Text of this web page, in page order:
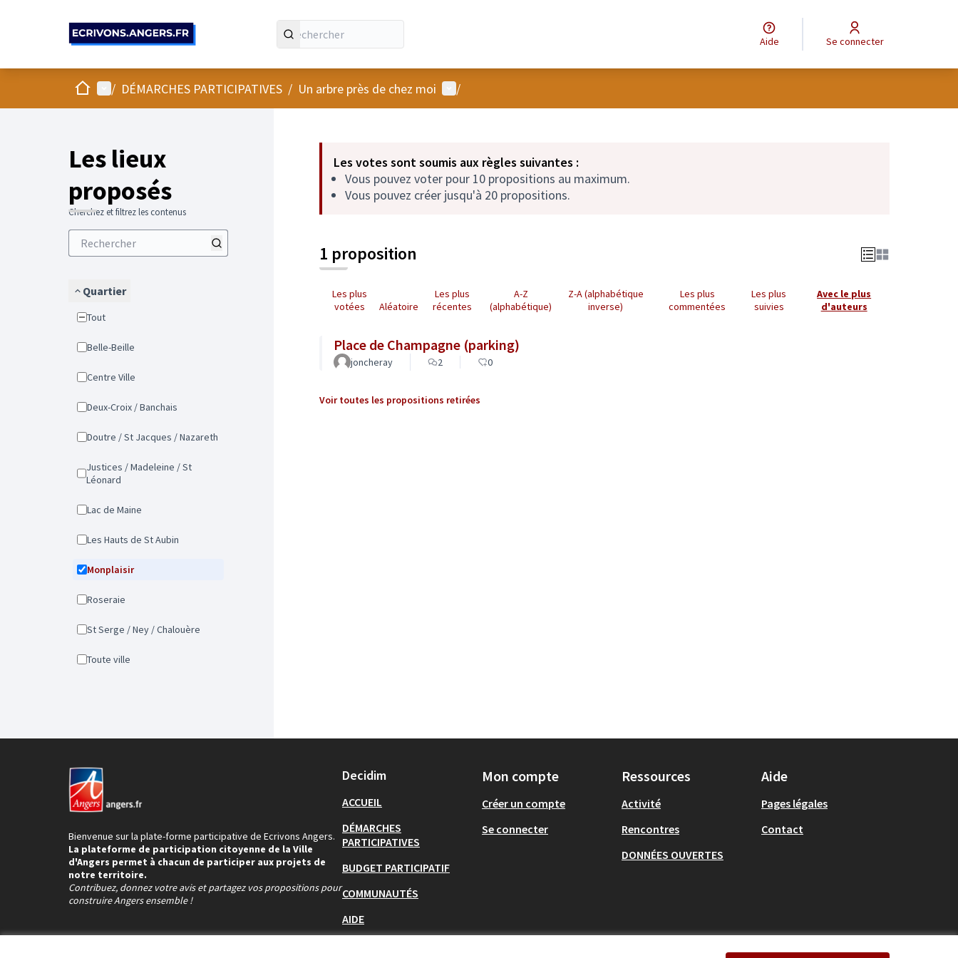
Aide Se connecter
AccueilMenu principal
/ DÉMARCHES PARTICIPATIVES / Un arbre près de chez moi Menu utilisateur
/
Les lieux
proposés
Cherchez et filtrez les contenus
Quartier
Tout
Belle-Beille
Centre Ville
Deux-Croix / Banchais
Doutre / St Jacques / Nazareth
Justices / Madeleine / St
Léonard
Lac de Maine
Les Hauts de St Aubin
Monplaisir
Roseraie
St Serge / Ney / Chalouère
Toute ville
Les votes sont soumis aux règles suivantes :
Vous pouvez voter pour 10 propositions au maximum.
Vous pouvez créer jusqu'à 20 propositions.
1 proposition
Les plus
votées
Aléatoire
Les plus
récentes
A-Z
(alphabétique)
Z-A (alphabétique
inverse)
Les plus
commentées
Les plus
suivies
Avec le plus
d'auteurs
Place de Champagne (parking)
joncheray 2 0
Voir toutes les propositions retirées
Bienvenue sur la plate-forme participative de Ecrivons Angers.
La plateforme de participation citoyenne de la Ville
d'Angers permet à chacun de participer aux projets de
notre territoire.
Contribuez, donnez votre avis et partagez vos propositions pour
construire Angers ensemble !
Decidim
ACCUEIL
DÉMARCHES
PARTICIPATIVES
BUDGET PARTICIPATIF
COMMUNAUTÉS
AIDE
Mon compte
Créer un compte
Se connecter
Ressources
Activité
Rencontres
DONNÉES OUVERTES
Aide
Pages légales
Contact